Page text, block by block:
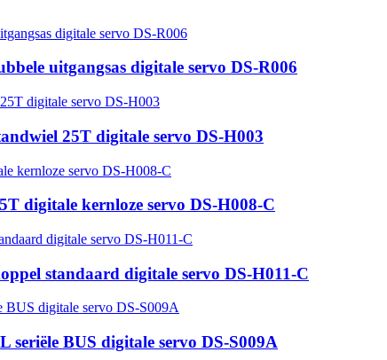
uitgangsas digitale servo DS-R006
25T digitale servo DS-H003
digitale kernloze servo DS-H008-C
standaard digitale servo DS-H011-C
seriële BUS digitale servo DS-S009A